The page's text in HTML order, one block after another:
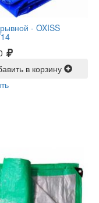
- OXISS
в корзину